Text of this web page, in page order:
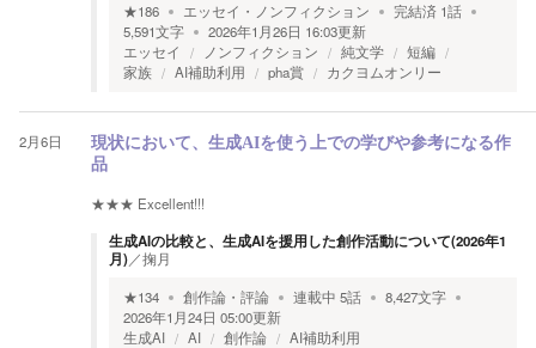
★186 エッセイ・ノンフィクション 完結済 1話
5,591文字 2026年1月26日 16:03更新
エッセイ
ノンフィクション 純文学
短編
家族
AI補助利用 pha賞 カクヨムオンリー
2月6日
現状において、生成AIを使う上での学びや参考になる作
品
★★★ Excellent!!!
生成AIの比較と、生成AIを援用した創作活動について(2026年1
月)／掬月
★134 創作論・評論 連載中 5話 8,427文字
2026年1月24日 05:00更新
生成AI
AI 創作論 AI補助利用